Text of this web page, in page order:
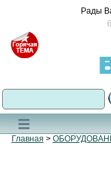
Рады
Главная >